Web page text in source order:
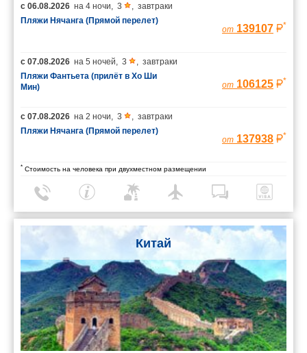
с 06.08.2026 на 4 ночи, 3 , завтраки
Пляжи Нячанга (Прямой перелет)
от 139107 *
с 07.08.2026 на 5 ночей, 3 , завтраки
Пляжи Фантьета (прилёт в Хо Ши
Мин)
от 106125 *
с 07.08.2026 на 2 ночи, 3 , завтраки
Пляжи Нячанга (Прямой перелет)
от 137938 *
* Стоимость на человека при двухместном размещении
Китай